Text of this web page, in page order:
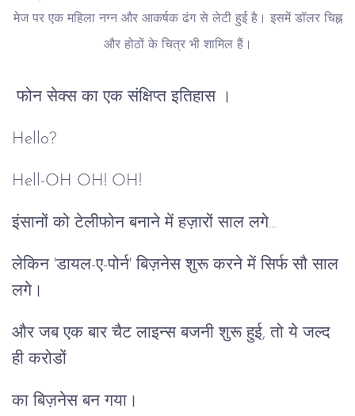
मेज पर एक महिला नग्न और आकर्षक ढंग से लेटी हुई है। इसमें डॉलर चिह्न
और होठों के चित्र भी शामिल हैं।
फोन सेक्स का एक संक्षिप्त इतिहास ।
Hello?
Hell-OH OH! OH!
इंसानों को टेलीफोन बनाने में हज़ारों साल लगे...
लेकिन 'डायल-ए-पोर्न' बिज़नेस शुरू करने में सिर्फ सौ साल
लगे।
और जब एक बार चैट लाइन्स बजनी शुरू हुई, तो ये जल्द
ही करोडों
का बिज़नेस बन गया।